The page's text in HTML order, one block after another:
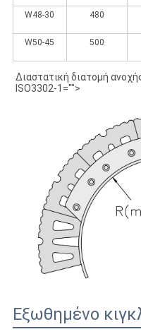
W48-30 480
W50-45 500
Διαστατική διατομή
ISO3302-1="">
Εξωθημένο